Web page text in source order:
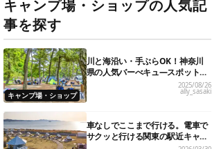
キャンプ場・ショップの人気記
事を探す
キャンプ場・ショップ
川と海沿い・手ぶらOK！神奈川
県の人気バーべキュ―スポット20
選
2025/08/26
ally_sasaki
車なしでここまで行ける。電車で
サクッと行ける関東の駅近キャン